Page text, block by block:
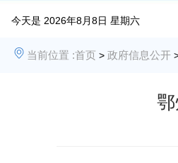
今天是 2026年8月8日 星期六
当前位置 :首页 > 政府信息公开